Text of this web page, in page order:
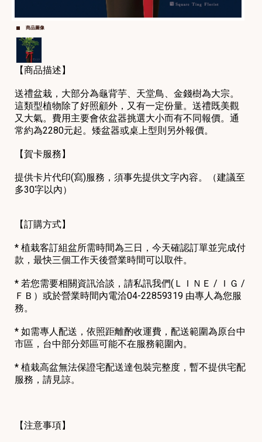
商品圖像
【商品描述】
送禮盆栽，大部分為龜背芋、天堂鳥、金錢樹為大宗。
這類型植物除了好照顧外，又有一定份量。送禮既美觀
又大氣。費用主要會依盆器挑選大小而有不同報價。通
常約為2280元起。矮盆器或桌上型則另外報價。
【賀卡服務】
提供卡片代印(寫)服務，須事先提供文字內容。（建議至
多30字以內）
【訂購方式】
* 植栽客訂組盆所需時間為三日，今天確認訂單並完成付
款，最快三個工作天後營業時間可以取件。
* 若您需要相關資訊洽談，請私訊我們(ＬＩＮＥ / ＩＧ /
ＦＢ）或於營業時間內電洽04-22859319 由專人為您服
務。
* 如需專人配送，依照距離酌收運費，配送範圍為原台中
市區，台中部分郊區可能不在服務範圍內。
* 植栽高盆無法保證宅配送達包裝完整度，暫不提供宅配
服務，請見諒。
【注意事項】